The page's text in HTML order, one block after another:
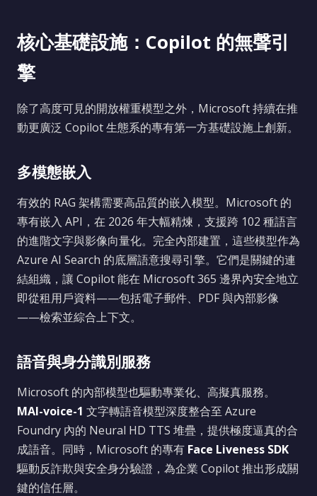
核心基礎設施：Copilot 的無聲引
擎
除了高度可見的開放權重模型之外，Microsoft 持續在推
動更廣泛 Copilot 生態系的專有第一方基礎設施上創新。
多模態嵌入
有效的 RAG 架構需要高品質的嵌入模型。Microsoft 的
專有嵌入 API，在 2026 年大幅精煉，支援跨 102 種語言
的進階文字與影像向量化。完全內部建置，這些模型作為
Azure AI Search 的底層語意搜尋引擎。它們是關鍵的連
結組織，讓 Copilot 能在 Microsoft 365 邊界內安全地立
即從租用戶資料——包括電子郵件、PDF 與內部影像
——檢索並綜合上下文。
語音與身分識別服務
Microsoft 的內部模型也驅動專業化、高擬真服務。
MAI-voice-1 文字轉語音模型深度整合至 Azure
Foundry 內的 Neural HD TTS 堆疊，提供極度逼真的合
成語音。同時，Microsoft 的專有 Face Liveness SDK
驅動反詐欺與安全身分驗證，為企業 Copilot 推出形成關
鍵的信任層。